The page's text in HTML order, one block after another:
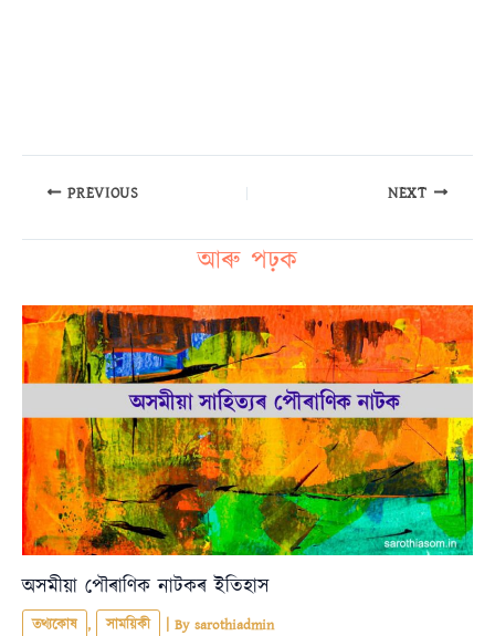
PREVIOUS NEXT
আৰু পঢ়ক
অসমীয়া পৌৰাণিক নাটকৰ ইতিহাস
তথ্যকোষ , সাময়িকী | By sarothiadmin